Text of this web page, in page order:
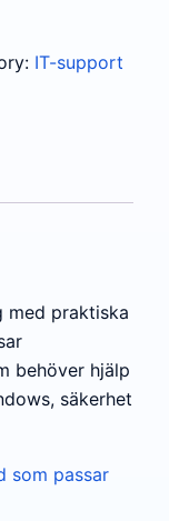
IT-support
med praktiska
behöver hjälp
säkerhet
som passar